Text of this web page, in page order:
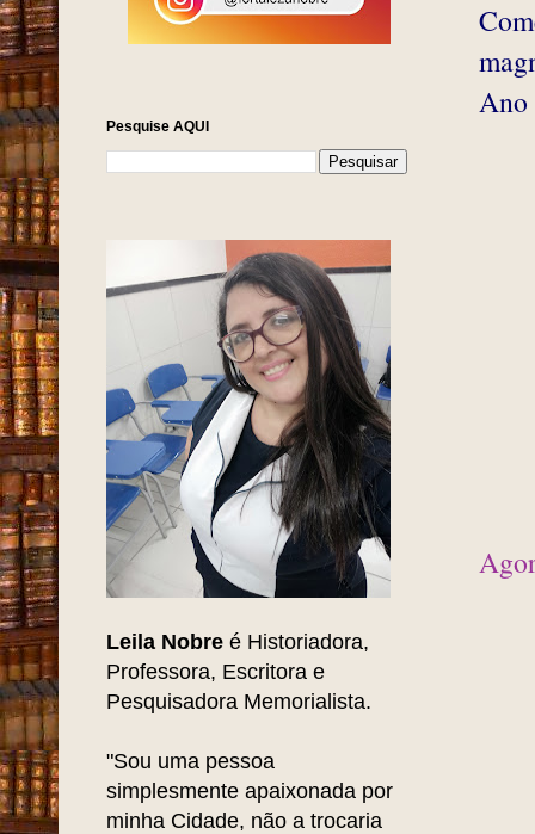
Ano
Pesquise AQUI
Leila Nobre é Historiadora,
Professora, Escritora e
Pesquisadora Memorialista.
"Sou uma pessoa
simplesmente apaixonada por
minha Cidade, não a trocaria